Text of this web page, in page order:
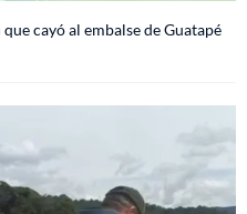
cayó al embalse de Guatapé